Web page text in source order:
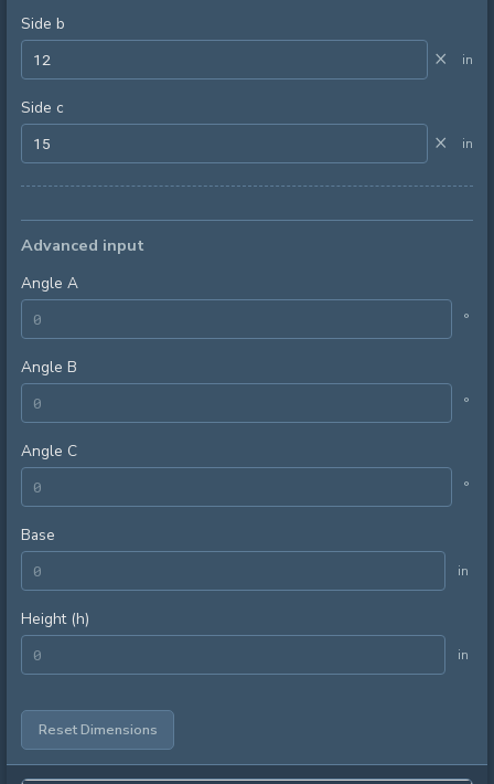
Side b
× in
Side c
× in
Advanced input
Angle A
°
Angle B
°
Angle C
°
Base
in
Height (h)
in
Reset Dimensions